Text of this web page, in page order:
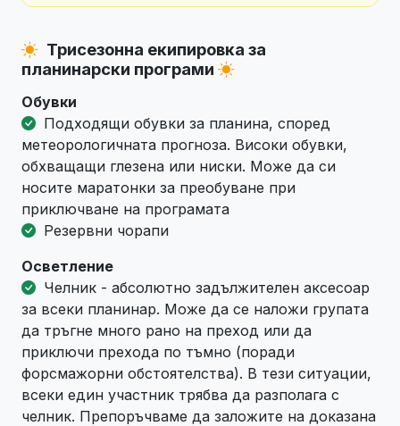
Трисезонна екипировка за
планинарски програми
Обувки
Подходящи обувки за планина, според
метеорологичната прогноза. Високи обувки,
обхващащи глезена или ниски. Може да си
носите маратонки за преобуване при
приключване на програмата
Резервни чорапи
Осветление
Челник - абсолютно задължителен аксесоар
за всеки планинар. Може да се наложи групата
да тръгне много рано на преход или да
приключи прехода по тъмно (поради
форсмажорни обстоятелства). В тези ситуации,
всеки един участник трябва да разполага с
челник. Препоръчваме да заложите на доказана